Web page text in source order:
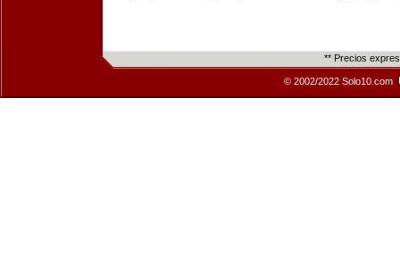
** Precios
© 2002/2022 Solo10.com